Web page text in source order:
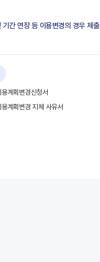
기간 연장 등 이용변경의 경우 제출
계획변경신청서
용계획변경 지체 사유서